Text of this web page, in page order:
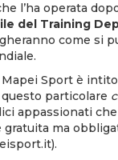
l’ha operata
del Training
come si
Mapei Sport è
particolare
appassionati
ma
).